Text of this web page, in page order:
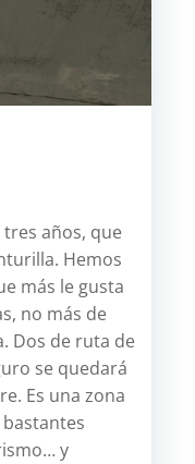
tres años, que
Hemos
más le gusta
no más de
Dos de ruta de
se quedará
Es una zona
y